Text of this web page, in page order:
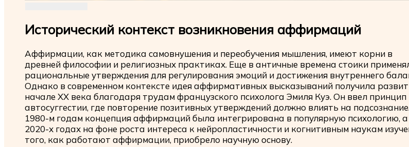
Исторический контекст возникновения аффирмаций
Аффирмации, как методика самовнушения и переобучения мышления, имеют корни в
древней философии и религиозных практиках. Еще в античные времена стоики
рациональные утверждения для регулирования эмоций и достижения внутреннего
Однако в современном контексте идея аффирмативных высказываний получила
начале XX века благодаря трудам французского психолога Эмиля Куэ. Он ввел принцип
автосуггестии, где повторение позитивных утверждений должно влиять на
1980-м годам концепция аффирмаций была интегрирована в популярную психологию, а
2020-х годах на фоне роста интереса к нейропластичности и когнитивным наукам
того, как работают аффирмации, приобрело научную основу.